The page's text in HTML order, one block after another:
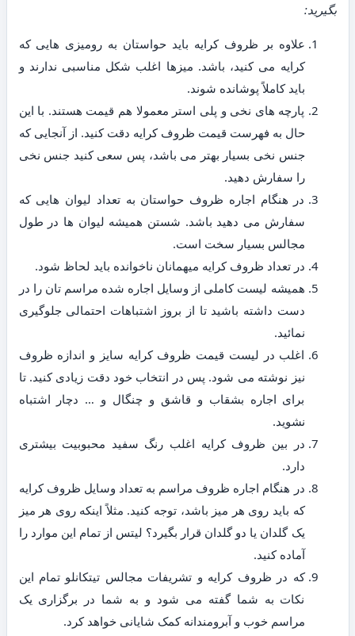
بگیرید:
علاوه بر ظروف کرایه باید حواستان به رومیزی هایی که
کرایه می کنید، باشد. میزها اغلب شکل مناسبی ندارند و
باید کاملاً پوشانده شوند.
پارچه های نخی و پلی استر معمولا هم قیمت هستند. با این
حال به فهرست قیمت ظروف کرایه دقت کنید. از آنجایی که
جنس نخی بسیار بهتر می باشد، پس سعی کنید جنس نخی
را سفارش دهید.
در هنگام اجاره ظروف حواستان به تعداد لیوان هایی که
سفارش می دهید باشد. شستن همیشه لیوان ها در طول
مجالس بسیار سخت است.
در تعداد ظروف کرایه میهمانان ناخوانده باید لحاظ شود.
همیشه لیست کاملی از وسایل اجاره شده مراسم تان را در
دست داشته باشید تا از بروز اشتباهات احتمالی جلوگیری
نمائید.
اغلب در لیست قیمت ظروف کرایه سایز و اندازه ظروف
نیز نوشته می شود. پس در انتخاب خود دقت زیادی کنید. تا
برای اجاره بشقاب و قاشق و چنگال و … دچار اشتباه
نشوید.
در بین ظروف کرایه اغلب رنگ سفید محبوبیت بیشتری
دارد.
در هنگام اجاره ظروف مراسم به تعداد وسایل ظروف کرایه
که باید روی هر میز باشد، توجه کنید. مثلاً اینکه روی هر میز
یک گلدان یا دو گلدان قرار بگیرد؟ لیتس از تمام این موارد را
آماده کنید.
که در ظروف کرایه و تشریفات مجالس تیتکانلو تمام این
نکات به شما گفته می شود و به شما در برگزاری یک
مراسم خوب و آبرومندانه کمک شایانی خواهد کرد.